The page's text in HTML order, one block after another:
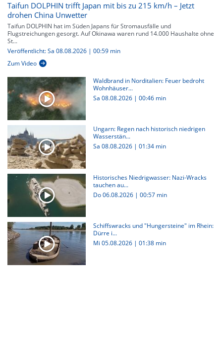
Taifun DOLPHIN trifft Japan mit bis zu 215 km/h – Jetzt
drohen China Unwetter
Taifun DOLPHIN hat im Süden Japans für Stromausfälle und
Flugstreichungen gesorgt. Auf Okinawa waren rund 14.000 Haushalte ohne
St...
Veröffentlicht: Sa 08.08.2026 | 00:59 min
Zum Video
Waldbrand in Norditalien: Feuer bedroht
Wohnhäuser...
Sa 08.08.2026 | 00:46 min
Ungarn: Regen nach historisch niedrigen
Wasserstän...
Sa 08.08.2026 | 01:34 min
Historisches Niedrigwasser: Nazi-Wracks
tauchen au...
Do 06.08.2026 | 00:57 min
Schiffswracks und "Hungersteine" im Rhein:
Dürre i...
Mi 05.08.2026 | 01:38 min